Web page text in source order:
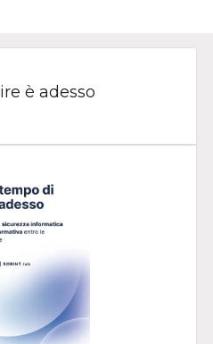
è adesso